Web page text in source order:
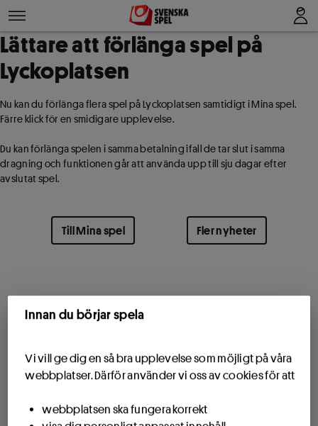
Lättare att förlänga spel på
Lyckoplatsen
Nu kan du förlänga flera spel på Lyckoplatsen samtidigt i Mina spel.
Färre klick för en smidigare upplevelse.
Du kan förlänga spelen i samma betalning ifall de tar slut i samma
dragning och funktionen går att använda upp till sju dagar efter
avslutat spel.
Till Mina spel Fler nyheter
Innan du börjar spela
Vi vill ge dig en så bra upplevelse som möjligt på våra
webbplatser. Därför använder vi oss av cookies för att
webbplatsen ska fungera korrekt